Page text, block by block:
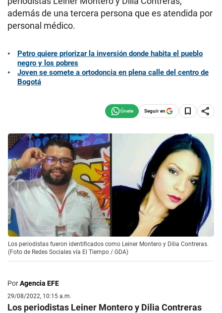
además de una tercera persona que es atendida por
personal médico.
Petro quiere priorizar la inversión donde habita el pueblo
negro y los pobres
Joven se somete a ortodoncia en plena calle del centro de
Bogotá
Seguir en
Los periodistas fueron identificados como Leiner Montero y Dilia Contreras.
(Foto de Redes Sociales vía El Tiempo / GDA)
PorAgencia EFE
29/08/2022, 10:15 a.m.
Los periodistas Leiner Montero y Dilia Contreras